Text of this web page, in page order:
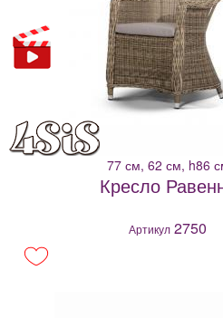
77 см, 62 см, h86
Кресло
Артикул 2750